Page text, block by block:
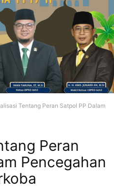
Tentang Peran Satpol PP Dalam
Peran
Pencegahan